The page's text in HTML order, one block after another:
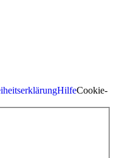
HilfeCookie-